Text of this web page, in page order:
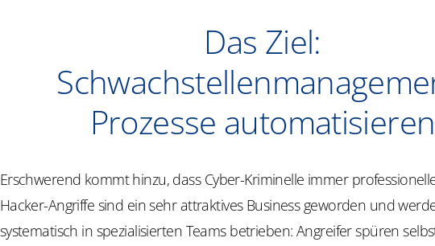
Das Ziel:
Prozesse automatisieren
Erschwerend kommt hinzu, dass Cyber-Kriminelle immer
Hacker-Angriffe sind ein sehr attraktives Business geworden und
systematisch in spezialisierten Teams betrieben: Angreifer spüren